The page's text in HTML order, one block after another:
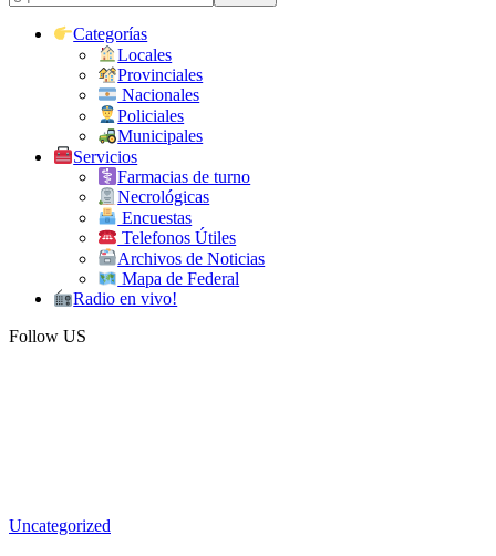
Categorías
Locales
Provinciales
Nacionales
Policiales
Municipales
Servicios
Farmacias de turno
Necrológicas
Encuestas
Telefonos Útiles
Archivos de Noticias
Mapa de Federal
Radio en vivo!
Follow US
Uncategorized